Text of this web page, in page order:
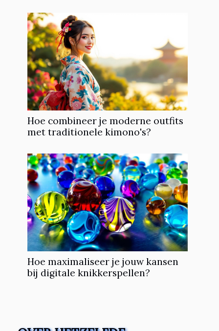
Hoe combineer je moderne outfits
met traditionele kimono's?
Hoe maximaliseer je jouw kansen
bij digitale knikkerspellen?